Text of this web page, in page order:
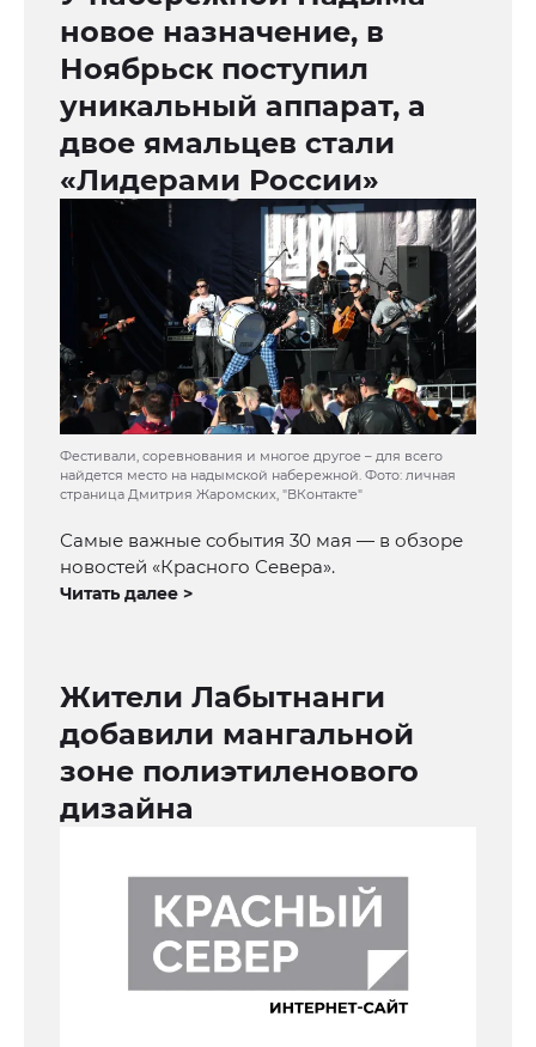
новое назначение, в
Ноябрьск поступил
уникальный аппарат, а
двое ямальцев стали
«Лидерами России»
Фестивали, соревнования и многое другое – для всего
найдется место на надымской набережной. Фото: личная
страница Дмитрия Жаромских, "ВКонтакте"
Самые важные события 30 мая — в обзоре
новостей «Красного Севера».
Читать далее >
Жители Лабытнанги
добавили мангальной
зоне полиэтиленового
дизайна